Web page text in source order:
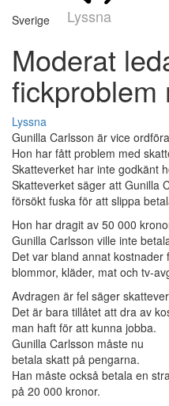
Lyssna
Sverige
Moderat
fickproblem
Lyssna
Gunilla Carlsson är vice
Hon har fått problem med
Skatteverket har inte godkänt
Skatteverket säger att Gunilla
försökt fuska för att slippa
Hon har dragit av 50 000
Gunilla Carlsson ville inte
Det var bland annat kostnader
blommor, kläder, mat och tv-
Avdragen är fel säger
Det är bara tillåtet att dra av
man haft för att kunna jobba.
Gunilla Carlsson måste nu
betala skatt på pengarna.
Han måste också betala en
på 20 000 kronor.